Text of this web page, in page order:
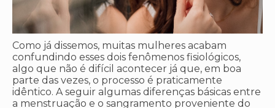
Como já dissemos, muitas mulheres acabam
confundindo esses dois fenômenos fisiológicos,
algo que não é difícil acontecer já que, em boa
parte das vezes, o processo é praticamente
idêntico. A seguir algumas diferenças básicas entre
a menstruação e o sangramento proveniente do